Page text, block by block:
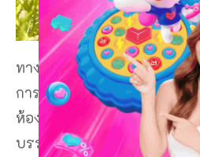
ทางที่โรงแรมก็มีมาให้บริกา
การออกแบบที่เรียบง่าย เน้น
ห้องน้ำภายในตัว มีชานระเบีย
บรรยากาศ และยังพร้อมด้วย